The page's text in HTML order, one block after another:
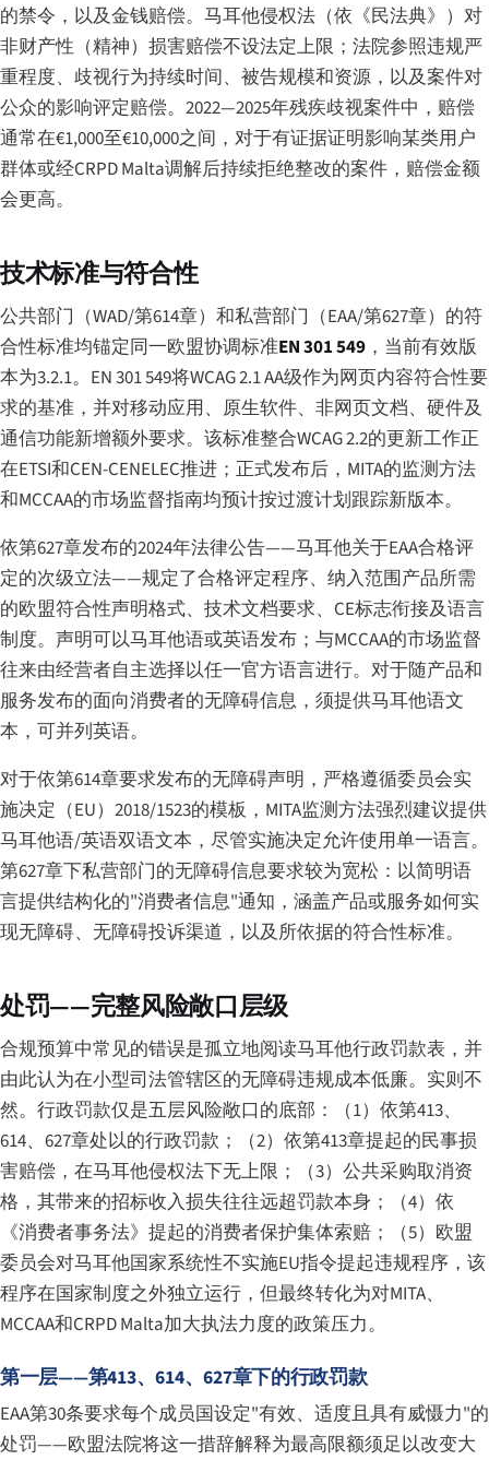
的禁令，以及金钱赔偿。马耳他侵权法（依《民法典》）对
非财产性（精神）损害赔偿不设法定上限；法院参照违规严
重程度、歧视行为持续时间、被告规模和资源，以及案件对
公众的影响评定赔偿。2022—2025年残疾歧视案件中，赔偿
通常在€1,000至€10,000之间，对于有证据证明影响某类用户
群体或经CRPD Malta调解后持续拒绝整改的案件，赔偿金额
会更高。
技术标准与符合性
公共部门（WAD/第614章）和私营部门（EAA/第627章）的符
合性标准均锚定同一欧盟协调标准EN 301 549 ，当前有效版
本为3.2.1。EN 301 549将WCAG 2.1 AA级作为网页内容符合性要
求的基准，并对移动应用、原生软件、非网页文档、硬件及
通信功能新增额外要求。该标准整合WCAG 2.2的更新工作正
在ETSI和CEN-CENELEC推进；正式发布后，MITA的监测方法
和MCCAA的市场监督指南均预计按过渡计划跟踪新版本。
依第627章发布的2024年法律公告——马耳他关于EAA合格评
定的次级立法——规定了合格评定程序、纳入范围产品所需
的欧盟符合性声明格式、技术文档要求、CE标志衔接及语言
制度。声明可以马耳他语或英语发布；与MCCAA的市场监督
往来由经营者自主选择以任一官方语言进行。对于随产品和
服务发布的面向消费者的无障碍信息，须提供马耳他语文
本，可并列英语。
对于依第614章要求发布的无障碍声明，严格遵循委员会实
施决定（EU）2018/1523的模板，MITA监测方法强烈建议提供
马耳他语/英语双语文本，尽管实施决定允许使用单一语言。
第627章下私营部门的无障碍信息要求较为宽松：以简明语
言提供结构化的"消费者信息"通知，涵盖产品或服务如何实
现无障碍、无障碍投诉渠道，以及所依据的符合性标准。
处罚——完整风险敞口层级
合规预算中常见的错误是孤立地阅读马耳他行政罚款表，并
由此认为在小型司法管辖区的无障碍违规成本低廉。实则不
然。行政罚款仅是五层风险敞口的底部：（1）依第413、
614、627章处以的行政罚款；（2）依第413章提起的民事损
害赔偿，在马耳他侵权法下无上限；（3）公共采购取消资
格，其带来的招标收入损失往往远超罚款本身；（4）依
《消费者事务法》提起的消费者保护集体索赔；（5）欧盟
委员会对马耳他国家系统性不实施EU指令提起违规程序，该
程序在国家制度之外独立运行，但最终转化为对MITA、
MCCAA和CRPD Malta加大执法力度的政策压力。
第一层——第413、614、627章下的行政罚款
EAA第30条要求每个成员国设定"有效、适度且具有威慑力"的
处罚——欧盟法院将这一措辞解释为最高限额须足以改变大